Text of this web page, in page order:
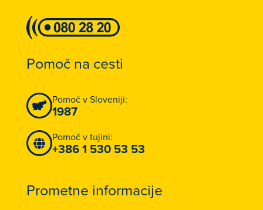
Pomoč na cesti
Pomoč v Sloveniji:
1987
Pomoč v tujini:
+386 1 530 53 53
Prometne informacije